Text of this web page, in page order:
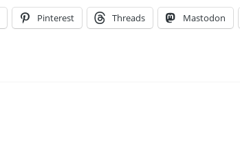
Pinterest Threads Mastodon